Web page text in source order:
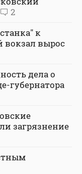
2
к
вокзал вырос
дела о
губернатора
загрязнение